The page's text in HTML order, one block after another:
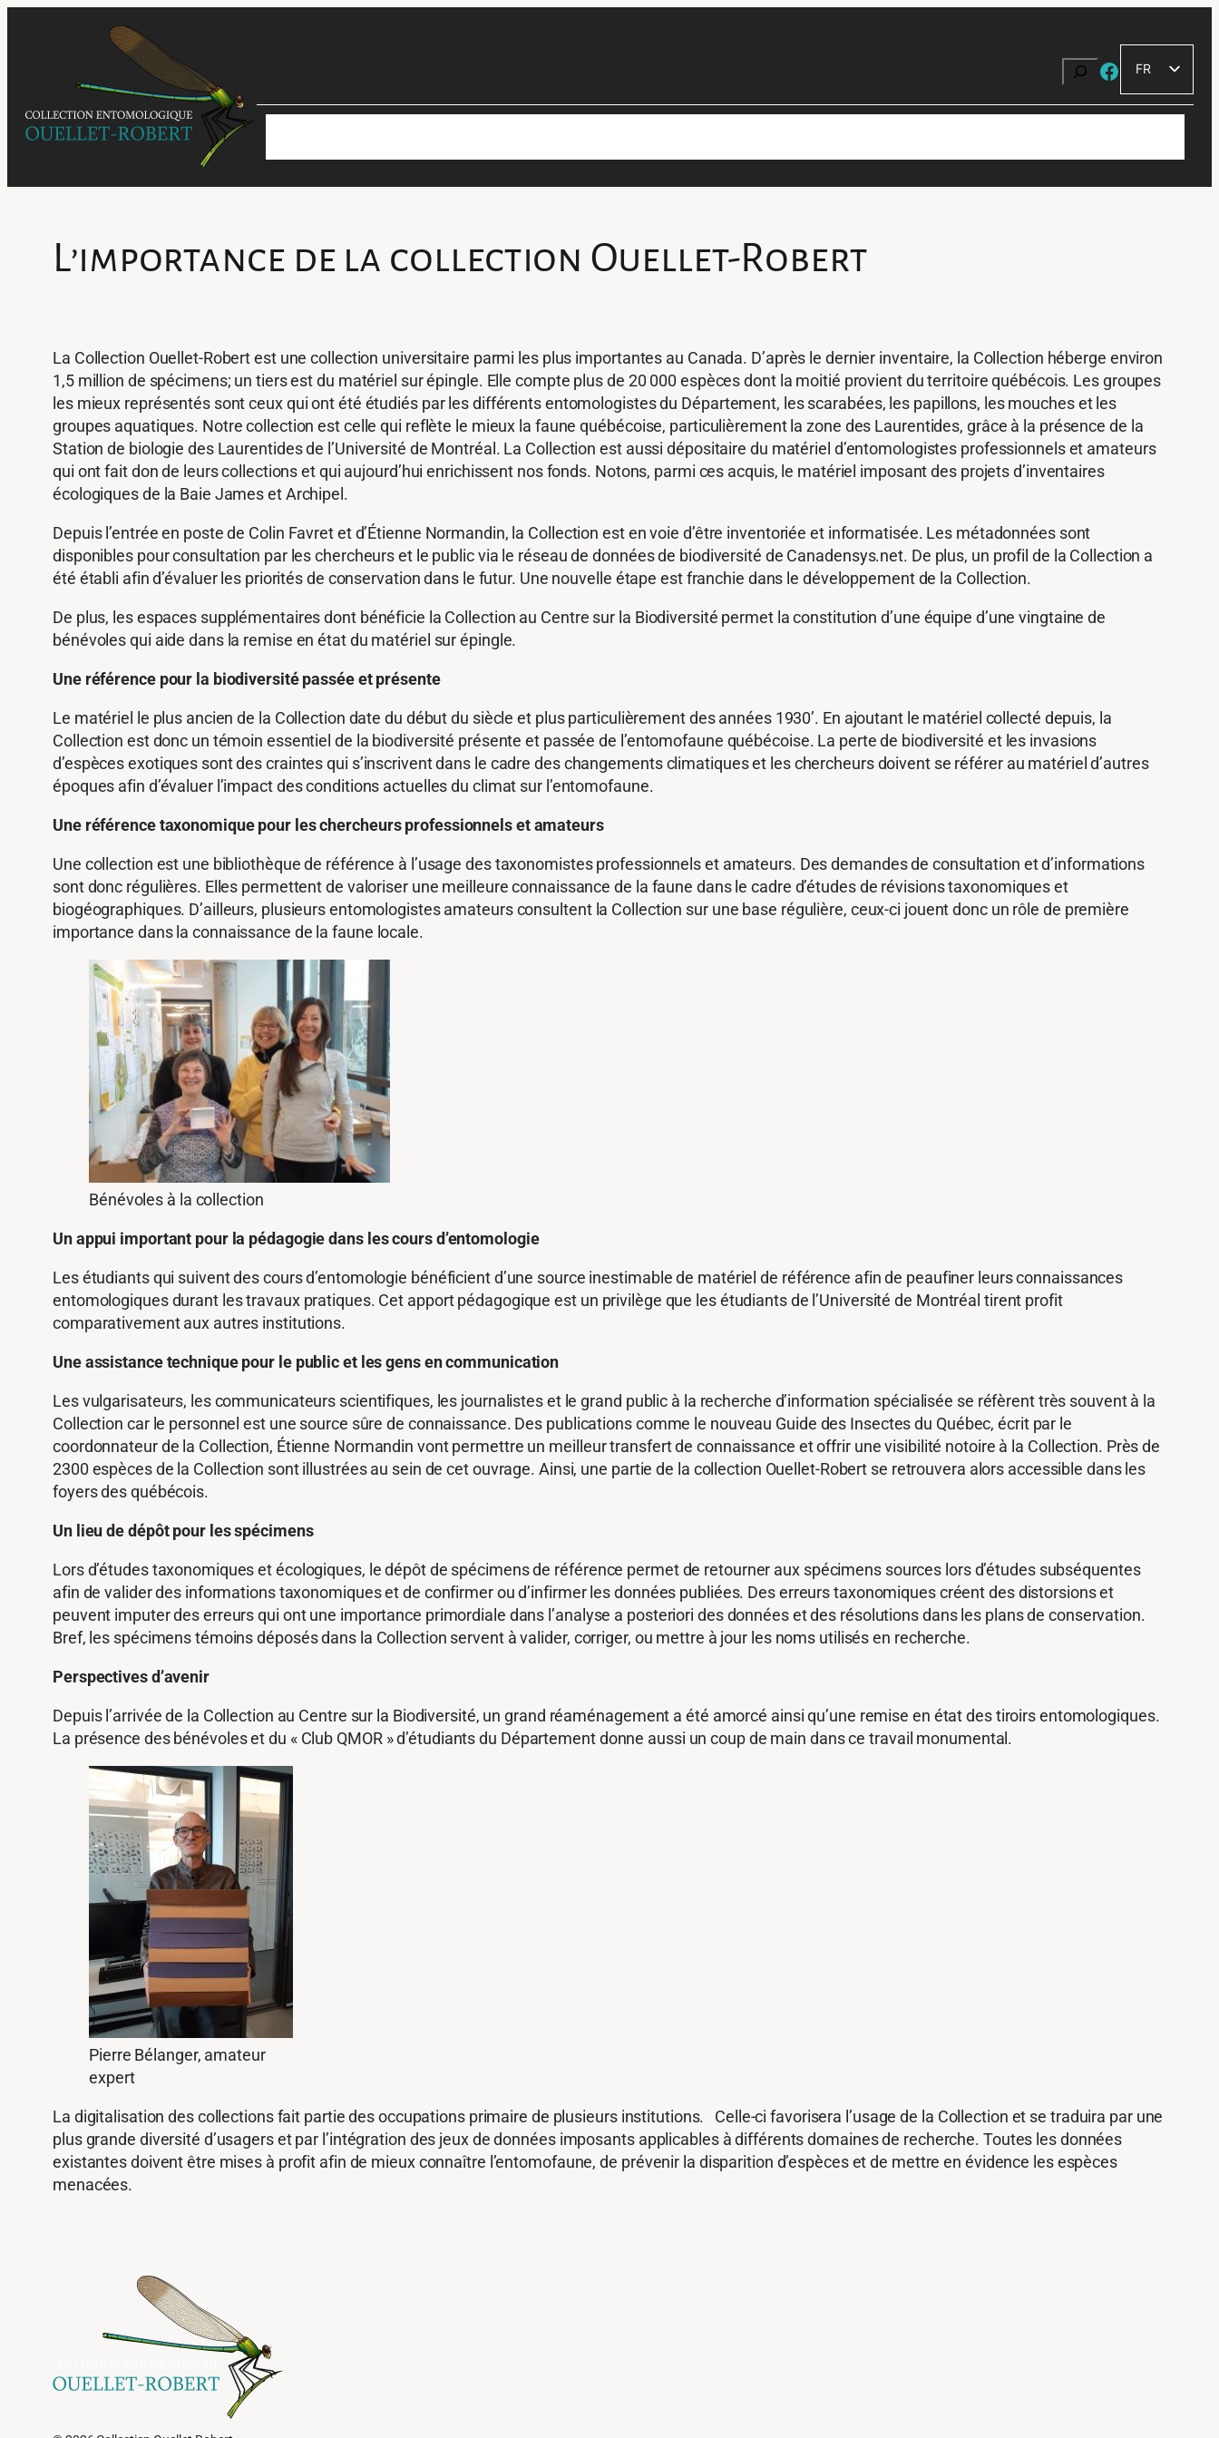
Recherche
Facebook
FR
EN
L’importance de la collection Ouellet-Robert
La Collection Ouellet-Robert est une collection universitaire parmi les plus importantes au Canada. D’après le dernier inventaire, la Collection héberge environ
1,5 million de spécimens; un tiers est du matériel sur épingle. Elle compte plus de 20 000 espèces dont la moitié provient du territoire québécois. Les groupes
les mieux représentés sont ceux qui ont été étudiés par les différents entomologistes du Département, les scarabées, les papillons, les mouches et les
groupes aquatiques. Notre collection est celle qui reflète le mieux la faune québécoise, particulièrement la zone des Laurentides, grâce à la présence de la
Station de biologie des Laurentides de l’Université de Montréal. La Collection est aussi dépositaire du matériel d’entomologistes professionnels et amateurs
qui ont fait don de leurs collections et qui aujourd’hui enrichissent nos fonds. Notons, parmi ces acquis, le matériel imposant des projets d’inventaires
écologiques de la Baie James et Archipel.
Depuis l’entrée en poste de Colin Favret et d’Étienne Normandin, la Collection est en voie d’être inventoriée et informatisée. Les métadonnées sont
disponibles pour consultation par les chercheurs et le public via le réseau de données de biodiversité de Canadensys.net. De plus, un profil de la Collection a
été établi afin d’évaluer les priorités de conservation dans le futur. Une nouvelle étape est franchie dans le développement de la Collection.
De plus, les espaces supplémentaires dont bénéficie la Collection au Centre sur la Biodiversité permet la constitution d’une équipe d’une vingtaine de
bénévoles qui aide dans la remise en état du matériel sur épingle.
Une référence pour la biodiversité passée et présente
Le matériel le plus ancien de la Collection date du début du siècle et plus particulièrement des années 1930’. En ajoutant le matériel collecté depuis, la
Collection est donc un témoin essentiel de la biodiversité présente et passée de l’entomofaune québécoise. La perte de biodiversité et les invasions
d’espèces exotiques sont des craintes qui s’inscrivent dans le cadre des changements climatiques et les chercheurs doivent se référer au matériel d’autres
époques afin d’évaluer l’impact des conditions actuelles du climat sur l’entomofaune.
Une référence taxonomique pour les chercheurs professionnels et amateurs
Une collection est une bibliothèque de référence à l’usage des taxonomistes professionnels et amateurs. Des demandes de consultation et d’informations
sont donc régulières. Elles permettent de valoriser une meilleure connaissance de la faune dans le cadre d’études de révisions taxonomiques et
biogéographiques. D’ailleurs, plusieurs entomologistes amateurs consultent la Collection sur une base régulière, ceux-ci jouent donc un rôle de première
importance dans la connaissance de la faune locale.
Bénévoles à la collection
Un appui important pour la pédagogie dans les cours d’entomologie
Les étudiants qui suivent des cours d’entomologie bénéficient d’une source inestimable de matériel de référence afin de peaufiner leurs connaissances
entomologiques durant les travaux pratiques. Cet apport pédagogique est un privilège que les étudiants de l’Université de Montréal tirent profit
comparativement aux autres institutions.
Une assistance technique pour le public et les gens en communication
Les vulgarisateurs, les communicateurs scientifiques, les journalistes et le grand public à la recherche d’information spécialisée se réfèrent très souvent à la
Collection car le personnel est une source sûre de connaissance. Des publications comme le nouveau Guide des Insectes du Québec, écrit par le
coordonnateur de la Collection, Étienne Normandin vont permettre un meilleur transfert de connaissance et offrir une visibilité notoire à la Collection. Près de
2300 espèces de la Collection sont illustrées au sein de cet ouvrage. Ainsi, une partie de la collection Ouellet-Robert se retrouvera alors accessible dans les
foyers des québécois.
Un lieu de dépôt pour les spécimens
Lors d’études taxonomiques et écologiques, le dépôt de spécimens de référence permet de retourner aux spécimens sources lors d’études subséquentes
afin de valider des informations taxonomiques et de confirmer ou d’infirmer les données publiées. Des erreurs taxonomiques créent des distorsions et
peuvent imputer des erreurs qui ont une importance primordiale dans l’analyse a posteriori des données et des résolutions dans les plans de conservation.
Bref, les spécimens témoins déposés dans la Collection servent à valider, corriger, ou mettre à jour les noms utilisés en recherche.
Perspectives d’avenir
Depuis l’arrivée de la Collection au Centre sur la Biodiversité, un grand réaménagement a été amorcé ainsi qu’une remise en état des tiroirs entomologiques.
La présence des bénévoles et du « Club QMOR » d’étudiants du Département donne aussi un coup de main dans ce travail monumental.
Pierre Bélanger, amateur
expert
La digitalisation des collections fait partie des occupations primaire de plusieurs institutions. Celle-ci favorisera l’usage de la Collection et se traduira par une
plus grande diversité d’usagers et par l’intégration des jeux de données imposants applicables à différents domaines de recherche. Toutes les données
existantes doivent être mises à profit afin de mieux connaître l’entomofaune, de prévenir la disparition d’espèces et de mettre en évidence les espèces
menacées.